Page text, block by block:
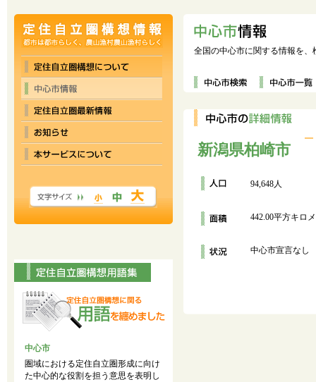
全国の中心市に関する情報を
新潟県柏崎市
94,648人
442.00平方キロ
中心市宣言なし
中心市
圏域における定住自立圏形成に向け
た中心的な役割を担う意思を表明し